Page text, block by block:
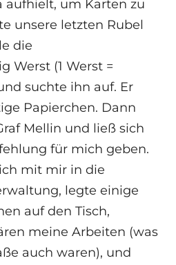
aufhielt, um Karten zu
unsere letzten Rubel
die
Werst (1 Werst =
suchte ihn auf. Er
Papierchen. Dann
Mellin und ließ sich
für mich geben.
mit mir in die
legte einige
auf den Tisch,
meine Arbeiten (was
auch waren), und